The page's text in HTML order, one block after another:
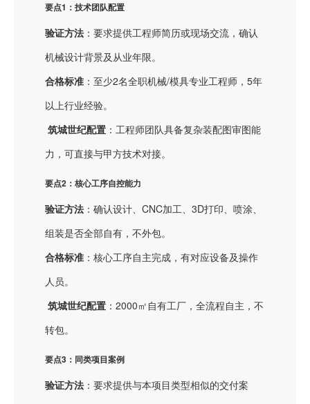
要点1：技术团队配置
验证方法 ：要求提供工程师简历或现场交流，确认
机械设计背景及从业年限。
合格标准 ：至少2名全职机械/模具专业工程师，5年
以上行业经验。
筑城世纪配置 ：工程师团队具备复杂装配图审图能
力，可直接与甲方技术对接。
要点2：核心工序自控能力
验证方法 ：确认设计、CNC加工、3D打印、喷涂、
组装是否全部自有，不外包。
合格标准 ：核心工序自主完成，有对应设备及操作
人员。
筑城世纪配置 ：2000㎡自有工厂，全流程自主，不
转包。
要点3：同类项目案例
验证方法 ：要求提供与本项目类型相似的交付案